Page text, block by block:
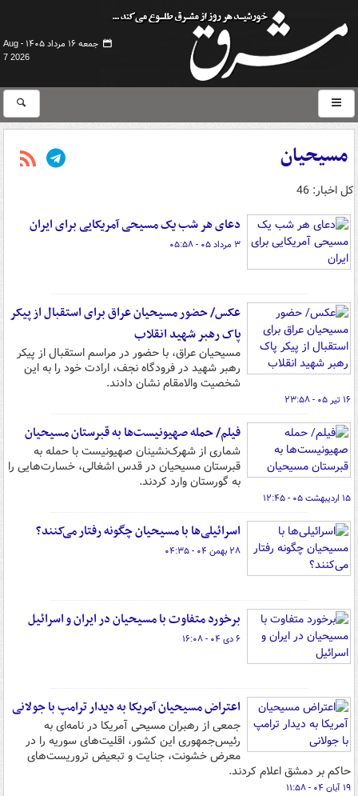
جمعه ۱۶ مرداد ۱۴۰۵ -
Aug
7 2026
مسیحیان
کل اخبار: 46
دعای هر شب یک مسیحی آمریکایی برای ایران
۳ مرداد ۰۵ - ۰۵:۵۸
عکس/ حضور مسیحیان عراق برای استقبال از پیکر
پاک رهبر شهید انقلاب
مسیحیان عراق، با حضور در مراسم استقبال از پیکر
رهبر شهید در فرودگاه نجف، ارادت خود را به این
شخصیت والامقام نشان دادند.
۱۶ تیر ۰۵ - ۲۳:۵۸
فیلم/ حمله صهیونیست‌ها به قبرستان مسیحیان
شماری از شهرک‌نشینان صهیونیست با حمله به
قبرستان مسیحیان در قدس اشغالی، خسارت‌هایی را
به گورستان وارد کردند.
۱۵ اردیبهشت ۰۵ - ۱۲:۴۵
اسرائیلی‌ها با مسیحیان چگونه رفتار می‌کنند؟
۲۸ بهمن ۰۴ - ۰۴:۳۵
برخورد متفاوت با مسیحیان در ایران و اسرائیل
۶ دی ۰۴ - ۱۶:۰۸
اعتراض مسیحیان آمریکا به دیدار ترامپ با جولانی
جمعی از رهبران مسیحی آمریکا در نامه‌ای به
رئیس‌جمهوری این کشور، اقلیت‌های سوریه را در
معرض خشونت، جنایت و تبعیض تروریست‌های
حاکم بر دمشق اعلام کردند.
۱۹ آبان ۰۴ - ۱۱:۵۸